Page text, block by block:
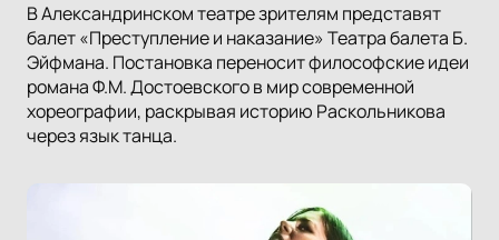
В Александринском театре зрителям представят
балет «Преступление и наказание» Театра балета Б.
Эйфмана. Постановка переносит философские идеи
романа Ф.М. Достоевского в мир современной
хореографии, раскрывая историю Раскольникова
через язык танца.